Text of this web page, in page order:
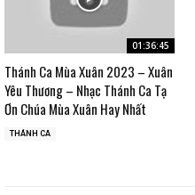
01:36:45
Thánh Ca Mùa Xuân 2023 – Xuân
Yêu Thương – Nhạc Thánh Ca Tạ
Ơn Chúa Mùa Xuân Hay Nhất
THÁNH CA